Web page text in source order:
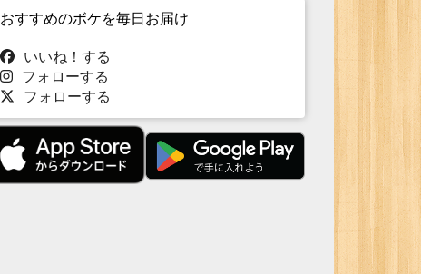
おすすめのボケを毎日お届け
いいね！する
フォローする
フォローする